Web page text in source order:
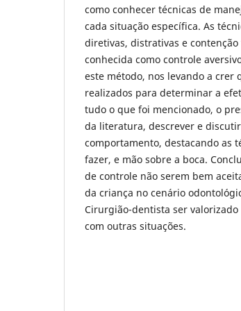
como conhecer técnicas de
cada situação específica. As
diretivas, distrativas e
conhecida como controle
este método, nos levando a crer
realizados para determinar a
tudo o que foi mencionado, o
da literatura, descrever e
comportamento, destacando as
fazer, e mão sobre a boca.
de controle não serem bem
da criança no cenário
Cirurgião-dentista ser
com outras situações.